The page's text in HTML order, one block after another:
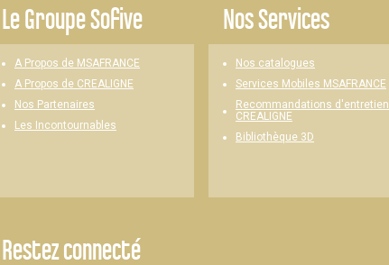
LeGroupe Sofive
A Propos de MSAFRANCE
A Propos de CREALIGNE
Nos Partenaires
Les Incontournables
Nos Services
Nos catalogues
Services Mobiles MSAFRANCE
Recommandations d'entretien
CREALIGNE
Bibliothèque 3D
Restez connecté